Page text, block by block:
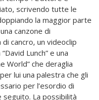
scrivendo tutte le
la maggior parte
canzone di
cancro, un videoclip
Lunch” e una
World” che deraglia
lui una palestra che gli
per l’esordio di
La possibilità